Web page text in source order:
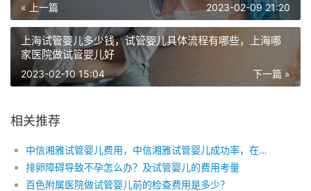
« 上一篇 2023-02-09 21:20
上海试管婴儿多少钱，试管婴儿具体流程有哪些，上海哪
家医院做试管婴儿好
下一篇 »
2023-02-10 15:04
相关推荐
中信湘雅试管婴儿费用，中信湘雅试管婴儿成功率，在中信湘雅做试管婴儿要先交多少钱
排卵障碍导致不孕怎么办？及试管婴儿的费用考量
百色附属医院做试管婴儿前的检查费用是多少？